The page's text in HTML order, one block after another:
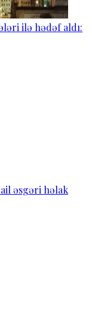
ilə hədəf aldı:
əsgəri həlak